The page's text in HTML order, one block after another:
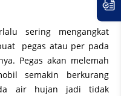
sering mengangkat
pegas atau per pada
Pegas akan melemah
semakin berkurang
air hujan jadi tidak